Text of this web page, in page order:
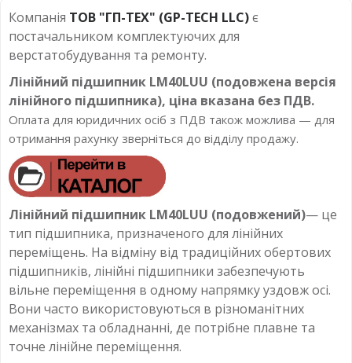
Компанія ТОВ "ГП-ТЕХ" (GP-TECH LLC)є
постачальником комплектуючих для
верстатобудування та ремонту.
Лінійний підшипник LM40LUU (подовжена версія
лінійного підшипника), ціна вказана без ПДВ.
Оплата для юридичних осіб з ПДВ також можлива — для
отримання рахунку зверніться до відділу продажу.
Лінійний підшипник LM40LUU (подовжений)— це
тип підшипника, призначеного для лінійних
переміщень. На відміну від традиційних обертових
підшипників, лінійні підшипники забезпечують
вільне переміщення в одному напрямку уздовж осі.
Вони часто використовуються в різноманітних
механізмах та обладнанні, де потрібне плавне та
точне лінійне переміщення.